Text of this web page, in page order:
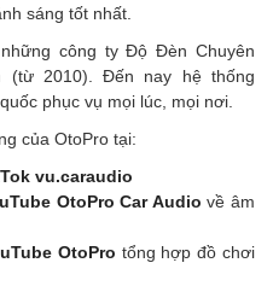
sáng tốt nhất.
công ty Độ Đèn Chuyên
(từ 2010). Đến nay hệ thống
phục vụ mọi lúc, mọi nơi.
của OtoPro tại:
vu.caraudio
OtoPro Car Audio về âm
OtoPro tổng hợp đồ chơi